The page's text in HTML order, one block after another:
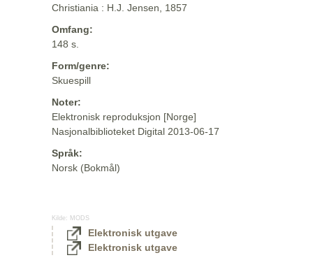
Christiania : H.J. Jensen, 1857
Omfang:
148 s.
Form/genre:
Skuespill
Noter:
Elektronisk reproduksjon [Norge]
Nasjonalbiblioteket Digital 2013-06-17
Språk:
Norsk (Bokmål)
Kilde: MODS
Elektronisk utgave
Elektronisk utgave